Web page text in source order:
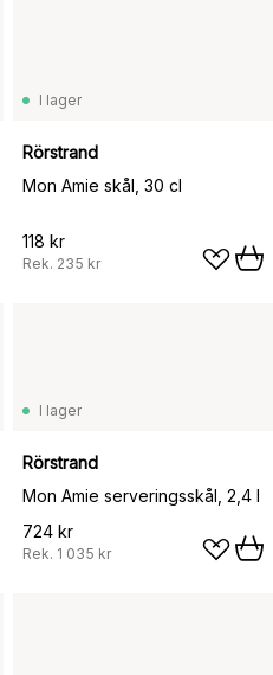
I lager
Rörstrand
Mon Amie skål, 30 cl
118 kr
Rek. 235 kr
I lager
Rörstrand
Mon Amie serveringsskål, 2,4 l
724 kr
Rek. 1 035 kr